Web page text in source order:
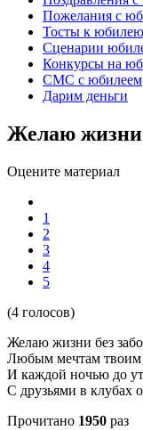
Пожелания с
Тосты к юбилею
Сценарии
Конкурсы на
СМС с юбилеем
Дарим деньги
Желаю жизни
Оцените материал
1
2
3
4
5
(4 голосов)
Желаю жизни без
Любым мечтам твоим
И каждой ночью до
С друзьями в клубах
Прочитано 1950 раз